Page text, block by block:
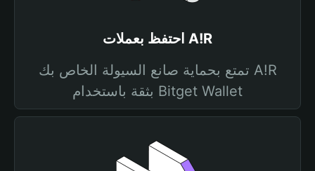
احتفظ بعملات A!R
تمتع بحماية صانع السيولة الخاص بك A!R
بثقة باستخدام Bitget Wallet